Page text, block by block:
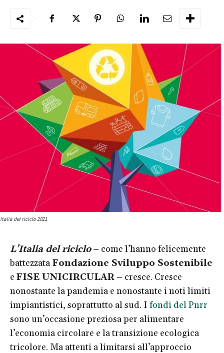
Italia del riciclo 2021
L’Italia del riciclo– come l’hanno felicemente
battezzata Fondazione Sviluppo Sostenibile
e FISE UNICIRCULAR – cresce. Cresce
nonostante la pandemia e nonostante i noti limiti
impiantistici, soprattutto al sud. I fondi del Pnrr
sono un’occasione preziosa per alimentare
l’economia circolare e la transizione ecologica
tricolore. Ma attenti a limitarsi all’approccio